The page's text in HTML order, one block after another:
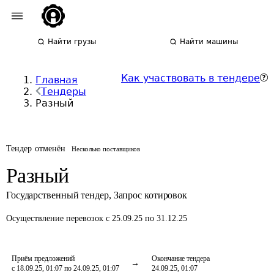
Найти грузы Найти машины
Главная
Тендеры
Разный
Как участвовать в тендере
Тендер отменён Несколько поставщиков
Разный
Государственный тендер, Запрос котировок
Осуществление перевозок с 25.09.25 по 31.12.25
Приём предложений
с 18.09.25, 01:07 по 24.09.25, 01:07
Окончание тендера
24.09.25, 01:07